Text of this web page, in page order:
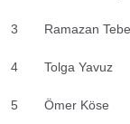
3 Ramazan
4 Tolga Yavuz
5 Ömer Köse